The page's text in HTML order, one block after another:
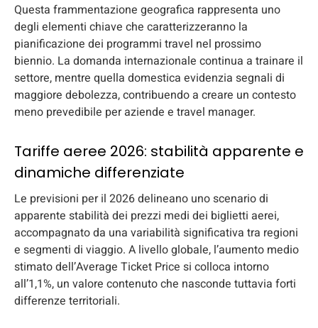
Questa frammentazione geografica rappresenta uno
degli elementi chiave che caratterizzeranno la
pianificazione dei programmi travel nel prossimo
biennio. La domanda internazionale continua a trainare il
settore, mentre quella domestica evidenzia segnali di
maggiore debolezza, contribuendo a creare un contesto
meno prevedibile per aziende e travel manager.
Tariffe aeree 2026: stabilità apparente e
dinamiche differenziate
Le previsioni per il 2026 delineano uno scenario di
apparente stabilità dei prezzi medi dei biglietti aerei,
accompagnato da una variabilità significativa tra regioni
e segmenti di viaggio. A livello globale, l’aumento medio
stimato dell’Average Ticket Price si colloca intorno
all’1,1%, un valore contenuto che nasconde tuttavia forti
differenze territoriali.